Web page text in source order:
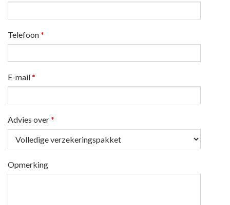
Telefoon *
E-mail *
Advies over *
Opmerking